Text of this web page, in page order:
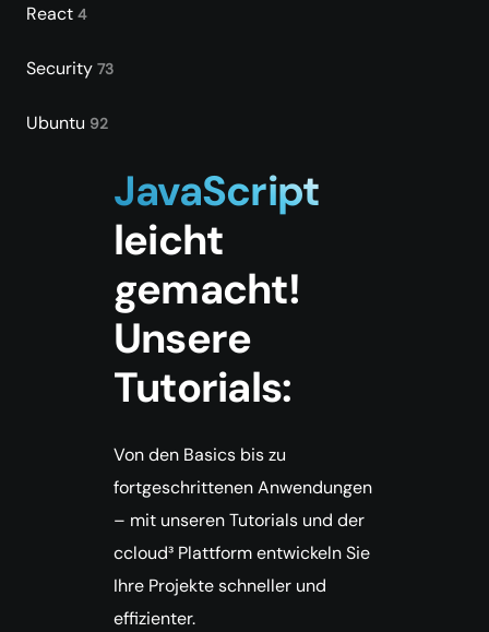
React 4
Security 73
Ubuntu 92
JavaScript
leicht
gemacht!
Unsere
Tutorials:
Von den Basics bis zu
fortgeschrittenen Anwendungen
– mit unseren Tutorials und der
ccloud³ Plattform entwickeln Sie
Ihre Projekte schneller und
effizienter.